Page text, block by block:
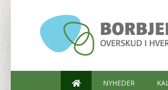
NYHEDER